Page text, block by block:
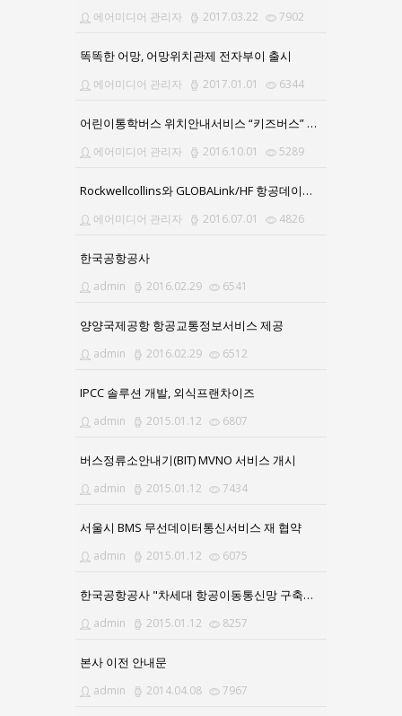
에어미디어 관리자 2017.03.22 7902
똑똑한 어망, 어망위치관제 전자부이 출시
에어미디어 관리자 2017.01.01 6344
어린이통학버스 위치안내서비스 “키즈버스” 앱(APP) 출시
에어미디어 관리자 2016.10.01 5289
Rockwellcollins와 GLOBALink/HF 항공데이터통신서비스 계약 체결
에어미디어 관리자 2016.07.01 4826
한국공항공사
admin 2016.02.29 6541
양양국제공항 항공교통정보서비스 제공
admin 2016.02.29 6512
IPCC 솔루션 개발, 외식프랜차이즈
admin 2015.01.12 6807
버스정류소안내기(BIT) MVNO 서비스 개시
admin 2015.01.12 7434
서울시 BMS 무선데이터통신서비스 재 협약
admin 2015.01.12 6075
한국공항공사 "차세대 항공이동통신망 구축사업" 수주
admin 2015.01.12 8257
본사 이전 안내문
admin 2014.04.08 7967